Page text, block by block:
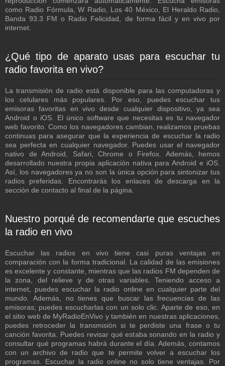
como Radio Fórmula, W Radio, Los 40 México, El Heraldo Radio,
Banda 93.3 FM o Radio Felicidad, de forma fácil y en vivo por
internet.
¿Qué tipo de aparato usas para escuchar tu
radio favorita en vivo?
La transmisión de radio está disponible para las computadoras y
los celulares más populares. Por eso, puedes escuchar tus
emisoras favoritas en vivo desde cualquier dispositivo, ya sea
Android o iOS. El único software que necesitas es tu navegador
web favorito. Como los navegadores cambian, realizamos pruebas
continuas para asegurar que la experiencia de escuchar la radio
sea perfecta en cualquier navegador. Puedes usar el navegador
nativo de Android, Safari, Chrome o Firefox. Además, hemos
desarrollado nuestra propia aplicación nativa para Android e iOS.
Así, los navegadores ya no son la única opción para sintonizar tus
radios preferidas. Encontrarás los enlaces de descarga en la
sección de contacto al final de la página.
Nuestro porqué de recomendarte que escuches
la radio en vivo
Escuchar las radios en vivo tiene casi puras ventajas en
comparación con la forma tradicional. La calidad de las emisiones
es excelente y constante, mientras que las radios FM dependen de
la zona, del relieve y de otras variables. Teniendo acceso a
internet, puedes escuchar la radio online en cualquier parte del
mundo. Además, no tienes que buscar las frecuencias de las
emisoras; puedes escucharlas con un solo clic. Aparte de eso, en
el sitio web de MyRadioEnVivo y también en nuestras aplicaciones,
puedes retroceder la transmisión si te perdiste una frase o tu
canción favorita. Puedes revisar qué estaba sonando en la radio y
consultar qué programas habrá durante el día. Además, contamos
con un archivo de radio que te permite volver a escuchar los
programas. Escuchar la radio online no solo tiene ventajas. Por